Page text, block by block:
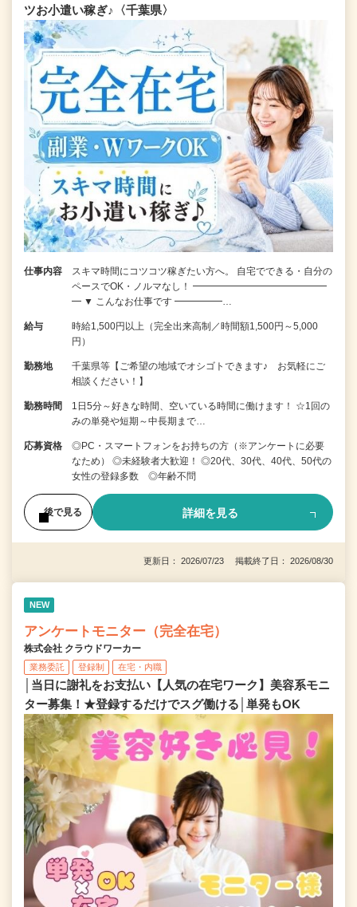
ツお小遣い稼ぎ♪〈千葉県〉
仕事内容
スキマ時間にコツコツ稼ぎたい方へ。 自宅でできる・自分の
ペースでOK・ノルマなし！ ━━━━━━━━━━━━━━
━ ▼ こんなお仕事です ━━━━━…
給与
時給1,500円以上（完全出来高制／時間額1,500円～5,000
円）
勤務地
千葉県等【ご希望の地域でオシゴトできます♪ お気軽にご
相談ください！】
勤務時間
1日5分～好きな時間、空いている時間に働けます！ ☆1回の
みの単発や短期～中長期まで…
応募資格
◎PC・スマートフォンをお持ちの方（※アンケートに必要
なため） ◎未経験者大歓迎！ ◎20代、30代、40代、50代の
女性の登録多数 ◎年齢不問
後で見る 詳細を見る
更新日： 2026/07/23 掲載終了日： 2026/08/30
NEW
アンケートモニター（完全在宅）
株式会社 クラウドワーカー
業務委託 登録制 在宅・内職
│当日に謝礼をお支払い【人気の在宅ワーク】美容系モニ
ター募集！★登録するだけでスグ働ける│単発もOK